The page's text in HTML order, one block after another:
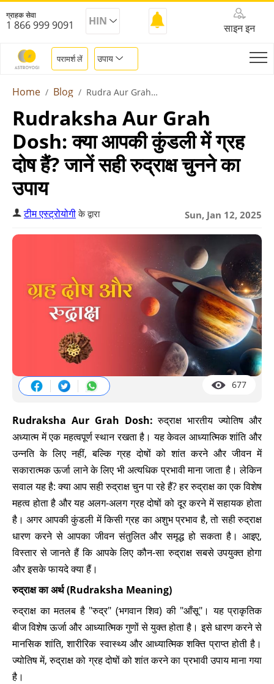
ग्राहक सेवा
1 866 999 9091 HIN
साइन इन
परामर्श लें उपाय
Home Blog Rudra Aur Grah Dosh
Rudraksha Aur Grah
Dosh: क्या आपकी कुंडली में ग्रह
दोष हैं? जानें सही रुद्राक्ष चुनने का
उपाय
Sun, Jan 12, 2025
टीम एस्ट्रोयोगीके द्वारा
677
Rudraksha Aur Grah Dosh:रुद्राक्ष भारतीय ज्योतिष और
अध्यात्म में एक महत्वपूर्ण स्थान रखता है। यह केवल आध्यात्मिक शांति और
उन्नति के लिए नहीं, बल्कि ग्रह दोषों को शांत करने और जीवन में
सकारात्मक ऊर्जा लाने के लिए भी अत्यधिक प्रभावी माना जाता है। लेकिन
सवाल यह है: क्या आप सही रुद्राक्ष चुन पा रहे हैं? हर रुद्राक्ष का एक विशेष
महत्व होता है और यह अलग-अलग ग्रह दोषों को दूर करने में सहायक होता
है। अगर आपकी कुंडली में किसी ग्रह का अशुभ प्रभाव है, तो सही रुद्राक्ष
धारण करने से आपका जीवन संतुलित और समृद्ध हो सकता है। आइए,
विस्तार से जानते हैं कि आपके लिए कौन-सा रुद्राक्ष सबसे उपयुक्त होगा
और इसके फायदे क्या हैं।
रुद्राक्ष का अर्थ (Rudraksha Meaning)
रुद्राक्ष का मतलब है "रुद्र" (भगवान शिव) की "आँसू"। यह प्राकृतिक
बीज विशेष ऊर्जा और आध्यात्मिक गुणों से युक्त होता है। इसे धारण करने से
मानसिक शांति, शारीरिक स्वास्थ्य और आध्यात्मिक शक्ति प्राप्त होती है।
ज्योतिष में, रुद्राक्ष को ग्रह दोषों को शांत करने का प्रभावी उपाय माना गया
है।